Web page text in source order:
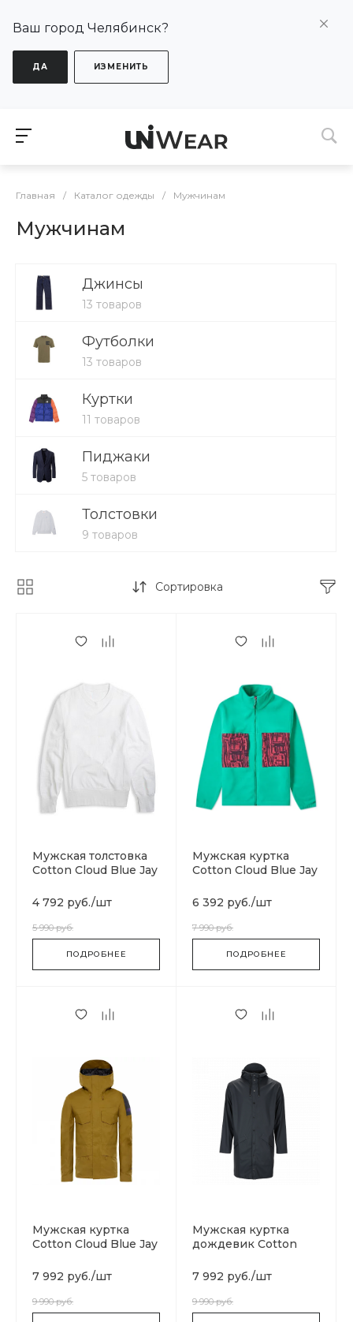
Ваш город Челябинск?
ДА ИЗМЕНИТЬ
Главная / Каталог одежды / Мужчинам
Мужчинам
Джинсы
13 товаров
Футболки
13 товаров
Куртки
11 товаров
Пиджаки
5 товаров
Толстовки
9 товаров
Сортировка
Мужская толстовка
Cotton Cloud Blue Jay
WW001
4 792 руб./шт
5 990 руб.
ПОДРОБНЕЕ
Мужская куртка
Cotton Cloud Blue Jay
6 392 руб./шт
7 990 руб.
ПОДРОБНЕЕ
Мужская куртка
Cotton Cloud Blue Jay
7 992 руб./шт
9 990 руб.
Мужская куртка
дождевик Cotton
1202-04
7 992 руб./шт
9 990 руб.